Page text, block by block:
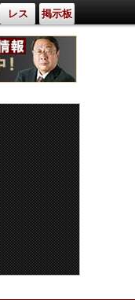
レス 掲示板